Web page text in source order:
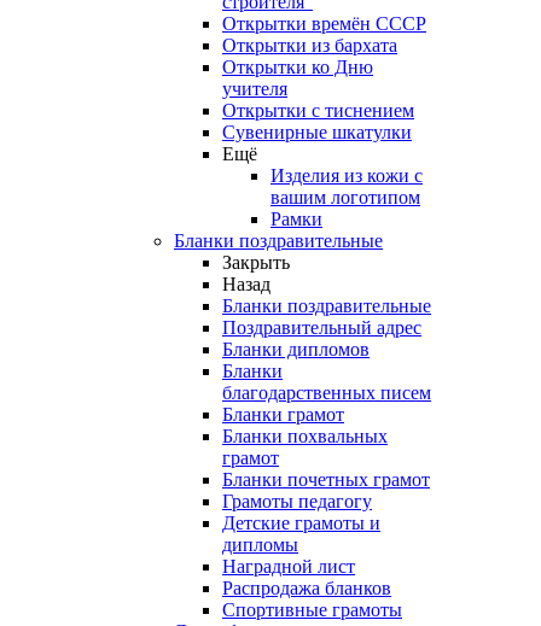
Открытки времён СССР
Открытки из бархата
Открытки ко Дню
учителя
Открытки с тиснением
Сувенирные шкатулки
Ещё
Изделия из кожи с
вашим логотипом
Рамки
Бланки поздравительные
Закрыть
Назад
Бланки поздравительные
Поздравительный адрес
Бланки дипломов
Бланки
благодарственных писем
Бланки грамот
Бланки похвальных
грамот
Бланки почетных грамот
Грамоты педагогу
Детские грамоты и
дипломы
Наградной лист
Распродажа бланков
Спортивные грамоты